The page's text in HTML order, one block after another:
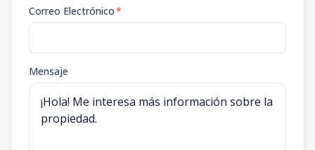
Correo Electrónico*
Mensaje